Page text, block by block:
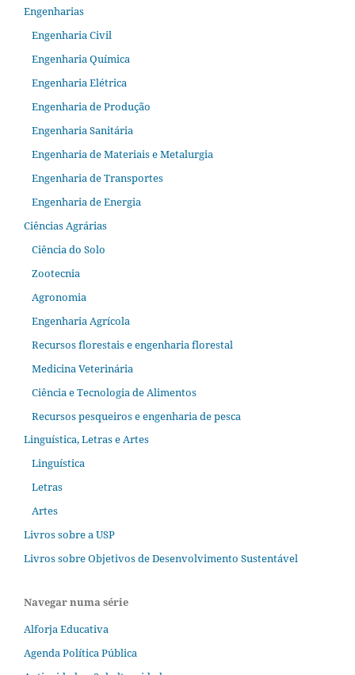
Engenharias
Engenharia Civil
Engenharia Química
Engenharia Elétrica
Engenharia de Produção
Engenharia Sanitária
Engenharia de Materiais e Metalurgia
Engenharia de Transportes
Engenharia de Energia
Ciências Agrárias
Ciência do Solo
Zootecnia
Agronomia
Engenharia Agrícola
Recursos florestais e engenharia florestal
Medicina Veterinária
Ciência e Tecnologia de Alimentos
Recursos pesqueiros e engenharia de pesca
Linguística, Letras e Artes
Linguística
Letras
Artes
Livros sobre a USP
Livros sobre Objetivos de Desenvolvimento Sustentável
Navegar numa série
Alforja Educativa
Agenda Política Pública